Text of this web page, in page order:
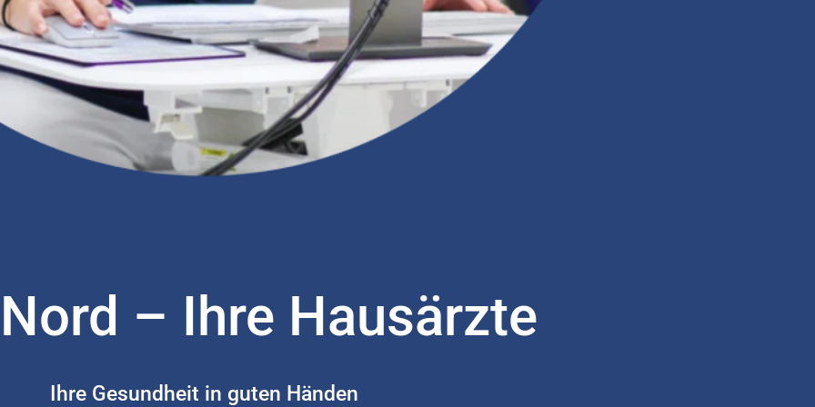
– Ihre Hausärzte
Ihre Gesundheit in guten Händen